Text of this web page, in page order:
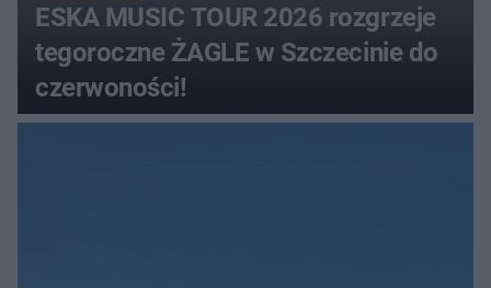
ESKA MUSIC TOUR 2026 rozgrzeje
tegoroczne ŻAGLE w Szczecinie do
czerwoności!